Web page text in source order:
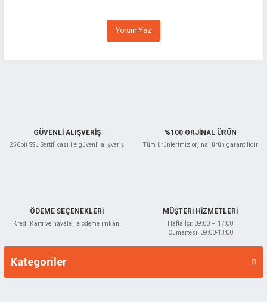
Ürün resmi kalitesiz, bozuk veya görüntülenemiyor.
Ürün açıklamasında eksik bilgiler bulunuyor.
Yorum Yaz
GÜVENLİ ALIŞVERİŞ
256bit SSL Sertifikası ile güvenli alışveriş
%100 ORJİNAL ÜRÜN
Tüm ürünlerimiz orjinal ürün garantilidir
ÖDEME SEÇENEKLERİ
Kredi Kartı ve havale ile ödeme imkanı
MÜŞTERİ HİZMETLERİ
Hafta İçi: 09:00 – 17:00
Cumartesi: 09:00-13:00
Kategoriler
Markalar